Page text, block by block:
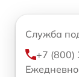
Служба
+7